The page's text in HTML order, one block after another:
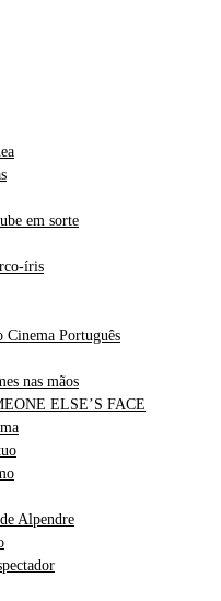
em sorte
íris
Cinema Português
nas mãos
ELSE’S FACE
Alpendre